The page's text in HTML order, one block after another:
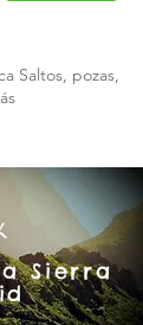
Saltos, pozas,
Sierra